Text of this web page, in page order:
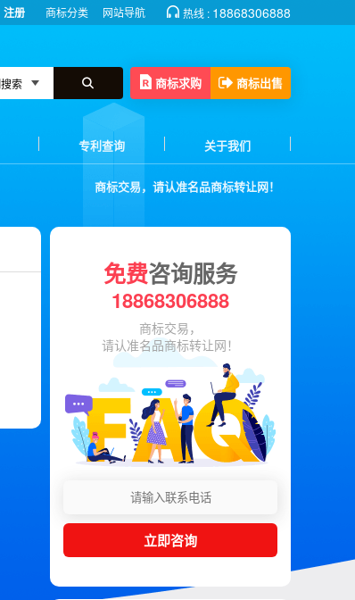
注册 商标分类 网站导航 热线 : 18868306888
商标求购 商标出售
专利查询 关于我们
商标交易，请认准名品商标转让网！
免费咨询服务
18868306888
商标交易，
请认准名品商标转让网！
立即咨询